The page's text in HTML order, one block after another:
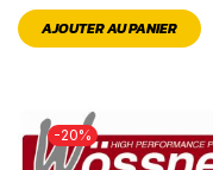
AJOUTER AU PANIER
-20%